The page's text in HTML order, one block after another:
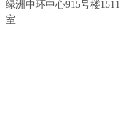
绿洲中环中心915号楼1511
室